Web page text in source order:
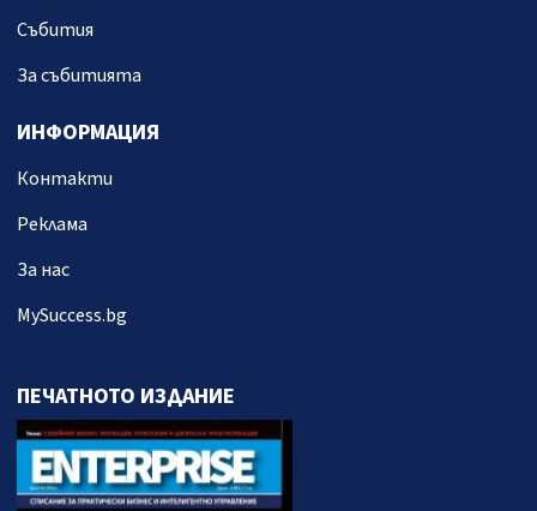
Събития
За събитията
ИНФОРМАЦИЯ
Контакти
Реклама
За нас
MySuccess.bg
ПЕЧАТНОТО ИЗДАНИЕ